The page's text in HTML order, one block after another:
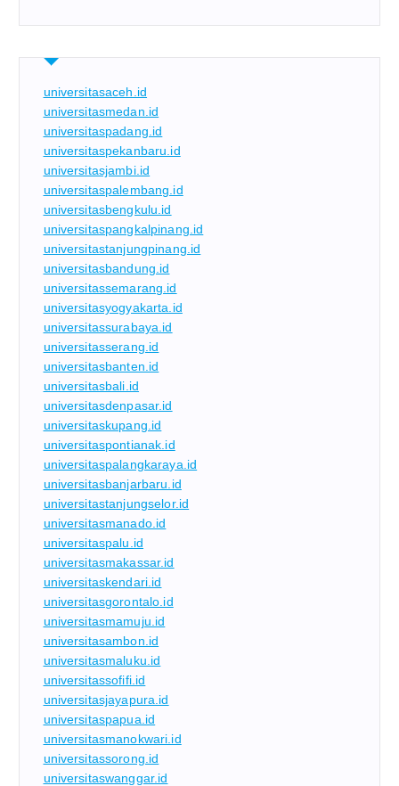
universitasaceh.id
universitasmedan.id
universitaspadang.id
universitaspekanbaru.id
universitasjambi.id
universitaspalembang.id
universitasbengkulu.id
universitaspangkalpinang.id
universitastanjungpinang.id
universitasbandung.id
universitassemarang.id
universitasyogyakarta.id
universitassurabaya.id
universitasserang.id
universitasbanten.id
universitasbali.id
universitasdenpasar.id
universitaskupang.id
universitaspontianak.id
universitaspalangkaraya.id
universitasbanjarbaru.id
universitastanjungselor.id
universitasmanado.id
universitaspalu.id
universitasmakassar.id
universitaskendari.id
universitasgorontalo.id
universitasmamuju.id
universitasambon.id
universitasmaluku.id
universitassofifi.id
universitasjayapura.id
universitaspapua.id
universitasmanokwari.id
universitassorong.id
universitaswanggar.id